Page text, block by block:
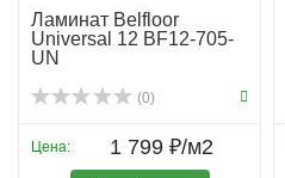
Ламинат Belfloor
Universal 12 BF12-705-
UN
(0)
Цена: 1 799 ₽/м2